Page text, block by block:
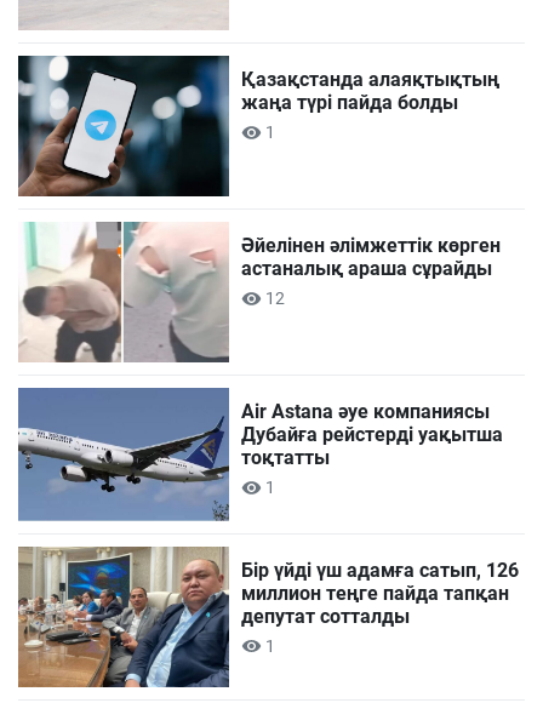
Қазақстанда алаяқтықтың
жаңа түрі пайда болды
1
Әйелінен әлімжеттік көрген
астаналық араша сұрайды
12
Air Astana әуе компаниясы
Дубайға рейстерді уақытша
тоқтатты
1
Бір үйді үш адамға сатып, 126
миллион теңге пайда тапқан
депутат сотталды
1